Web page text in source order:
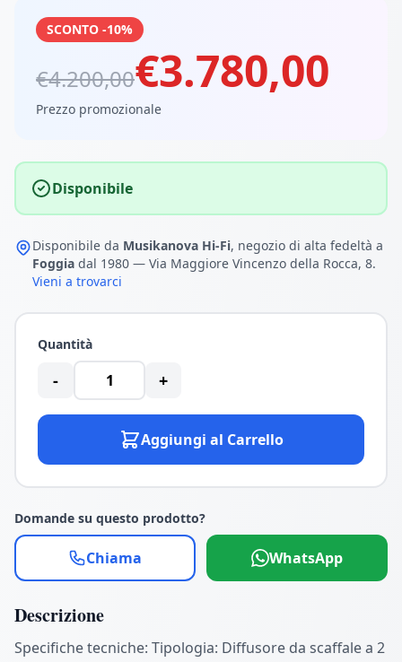
SCONTO -10%
€4.200,00€3.780,00
Prezzo promozionale
Disponibile
Disponibile da Musikanova Hi-Fi, negozio di alta fedeltà a
Foggia dal 1980 — Via Maggiore Vincenzo della Rocca, 8.
Vieni a trovarci
Quantità
- +
Aggiungi al Carrello
Domande su questo prodotto?
Chiama WhatsApp
Descrizione
Specifiche tecniche: Tipologia: Diffusore da scaffale a 2